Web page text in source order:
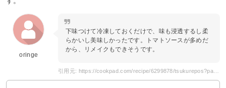
oringe
下味つけて冷凍しておくだけで、味も浸透するし柔
らかいし美味しかったです。トマトソースが多めだ
から、リメイクもできそうです。
引用元: https://cookpad.com/recipe/6299878/tsukurepos?page=2